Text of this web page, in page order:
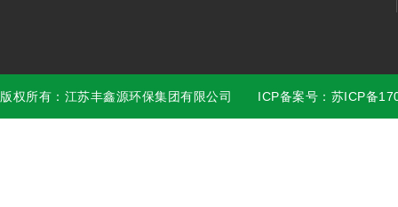
版权所有：江苏丰鑫源环保集团有限公司 ICP备案号：苏ICP备